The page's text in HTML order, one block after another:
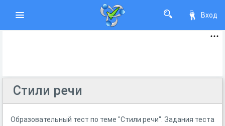
Вход
Стили речи
Образовательный тест по теме "Стили речи". Задания теста